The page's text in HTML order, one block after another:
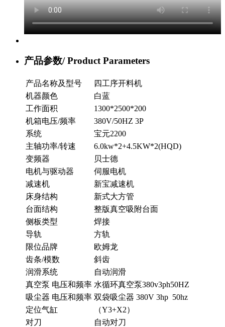
产品参数/Product Parameters
产品名称及型号
四工序开料机
机器颜色
白蓝
工作面积
1300*2500*200
机箱电压/频率
380V/50HZ 3P
系统
宝元2200
主轴功率/转速
6.0kw*2+4.5KW*2(HQD)
变频器
贝士德
电机与驱动器
伺服电机
减速机
新宝减速机
床身结构
新式大方管
台面结构
整版真空吸附台面
侧板类型
焊接
导轨
方轨
限位品牌
欧姆龙
齿条/模数
斜齿
润滑系统
自动润滑
真空泵 电压和频率 水循环真空泵380v3ph50HZ
吸尘器 电压和频率 双袋吸尘器 380V 3hp 50hz
定位气缸
（Y3+X2）
对刀
自动对刀